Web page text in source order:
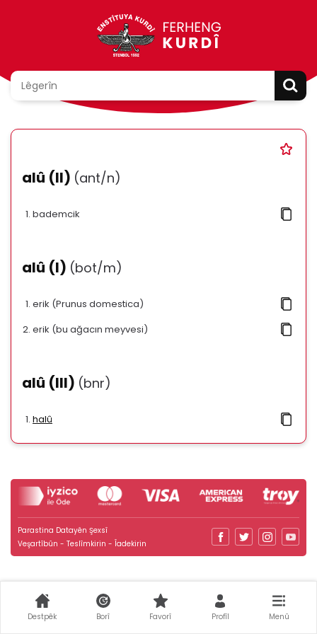
alû (II) (ant/n)
bademcik
alû (I) (bot/m)
erik (Prunus domestica)
erik (bu ağacın meyvesi)
alû (III) (bnr)
halû
Parastina Datayên Şexsî
Veşartîbûn - Teslîmkirin - Îadekirin
Destpêk Borî Favorî Profîl Menû